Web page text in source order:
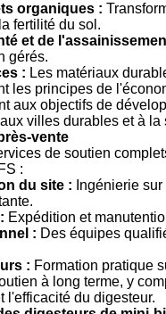
organiques :
fertilité du sol.
et de
gérés.
: Les matériaux
les principes de
aux objectifs de
villes durables et à la
vente
de soutien
:
du site : Ingénierie
Expédition et
: Des équipes
: Formation pratique
à long terme, y
l'efficacité du digesteur.